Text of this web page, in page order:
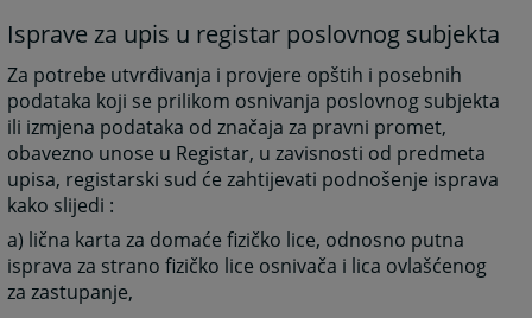
Isprave za upis u registar poslovnog subjekta
Za potrebe utvrđivanja i provjere opštih i posebnih
podataka koji se prilikom osnivanja poslovnog subjekta
ili izmjena podataka od značaja za pravni promet,
obavezno unose u Registar, u zavisnosti od predmeta
upisa, registarski sud će zahtijevati podnošenje isprava
kako slijedi :
a) lična karta za domaće fizičko lice, odnosno putna
isprava za strano fizičko lice osnivača i lica ovlašćenog
za zastupanje,